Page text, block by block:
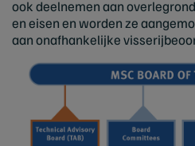
ook deelnemen aan
en eisen en worden ze
aan onafhankelijke